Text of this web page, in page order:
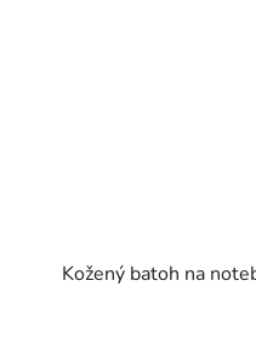
Kožený batoh na